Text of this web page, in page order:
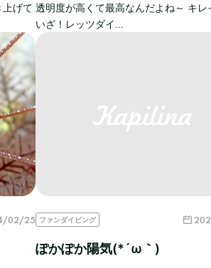
げて 透明度が高くて最高なんだよね～ キレ
いざ！レッツダイ…
02/25 ファンダイビング
ぽかぽか陽気(*´ω｀)